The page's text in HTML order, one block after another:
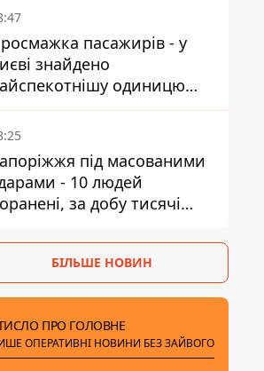
пасажирів - у
знайдено
одиницю
транспорту
під масованими
- 10 людей
за добу тисячі
БІЛЬШЕ НОВИН
ПРО ГОЛОВНЕ
ОПЕРАТИВНІ НОВИНИ БЕЗ ЗАЙВОГО